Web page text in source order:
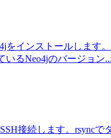
インストールします
いるNeo4jのバージョン...
接続します。rsync